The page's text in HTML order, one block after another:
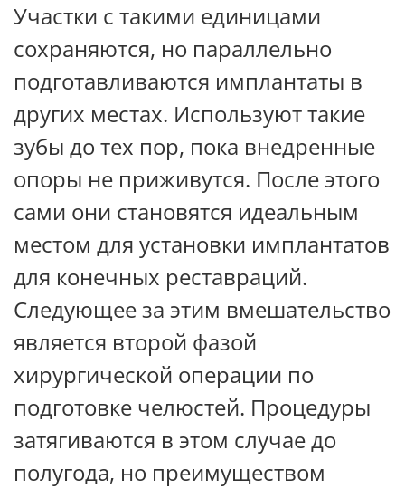
Участки с такими единицами
сохраняются, но параллельно
подготавливаются имплантаты в
других местах. Используют такие
зубы до тех пор, пока внедренные
опоры не приживутся. После этого
сами они становятся идеальным
местом для установки имплантатов
для конечных реставраций.
Следующее за этим вмешательство
является второй фазой
хирургической операции по
подготовке челюстей. Процедуры
затягиваются в этом случае до
полугода, но преимуществом